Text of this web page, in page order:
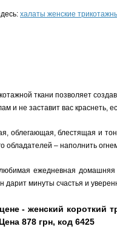
халаты женские
ткани позволяет
и не заставит вас краснеть,
облегающая, блестящая и
обладателей – наполнить
ежедневная домашняя
дарит минуты счастья и
- женский короткий
878 грн, код 6425